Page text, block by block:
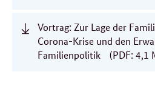
Vortrag: Zur Lage der
Corona-Krise und den
Familienpolitik
(PDF: 4,1